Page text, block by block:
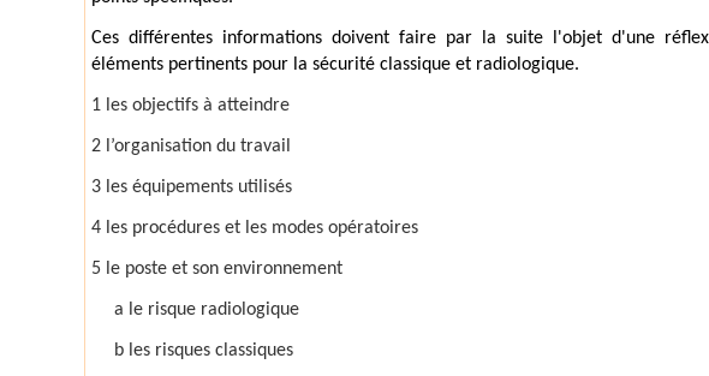
Ces différentes informations doivent faire par la suite l'objet d'une
éléments pertinents pour la sécurité classique et radiologique.
1 les objectifs à atteindre
2 l’organisation du travail
3 les équipements utilisés
4 les procédures et les modes opératoires
5 le poste et son environnement
a le risque radiologique
b les risques classiques